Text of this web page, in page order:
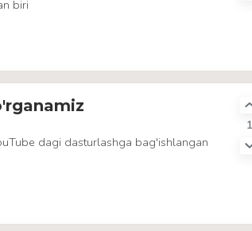
biri
1
dagi dasturlashga bag'ishlangan